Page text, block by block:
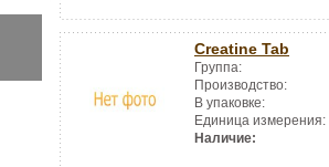
Creatine Tab
Группа:
Производство:
В упаковке:
Единица измерения:
Наличие: